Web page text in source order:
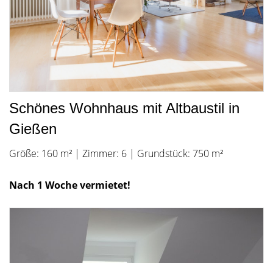
Schönes Wohnhaus mit Altbaustil in
Gießen
Größe: 160 m² | Zimmer: 6 | Grundstück: 750 m²
Nach 1 Woche vermietet!